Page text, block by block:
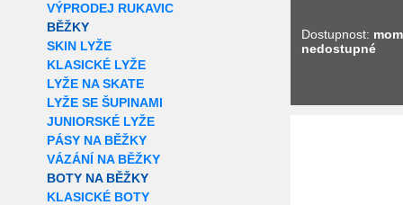
VÝPRODEJ RUKAVIC
BĚŽKY
SKIN LYŽE
KLASICKÉ LYŽE
LYŽE NA SKATE
LYŽE SE ŠUPINAMI
JUNIORSKÉ LYŽE
PÁSY NA BĚŽKY
VÁZÁNÍ NA BĚŽKY
BOTY NA BĚŽKY
KLASICKÉ BOTY
Dostupnost:
nedostupné